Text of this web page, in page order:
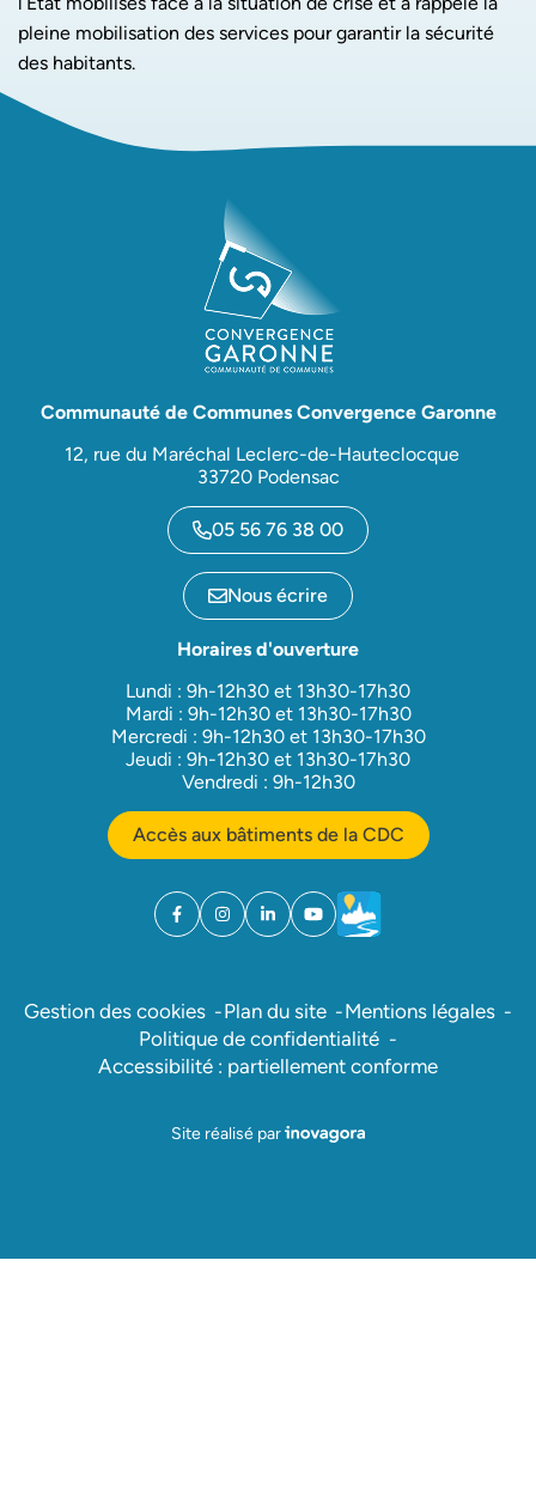
pleine mobilisation des services pour garantir la sécurité
des habitants.
Communauté de Communes Convergence Garonne
12, rue du Maréchal Leclerc-de-Hauteclocque
33720 Podensac
05 56 76 38 00
Nous écrire
Horaires d'ouverture
Lundi : 9h-12h30 et 13h30-17h30
Mardi : 9h-12h30 et 13h30-17h30
Mercredi : 9h-12h30 et 13h30-17h30
Jeudi : 9h-12h30 et 13h30-17h30
Vendredi : 9h-12h30
Accès aux bâtiments de la CDC
Facebook
(ouverture dans un nouvel onglet)
Instagram
(ouverture dans un nouvel onglet)
Linkedin
(ouverture dans un nouvel onglet)
YouTube
(ouverture dans un nouvel
Météo
(ouverture dans un
Gestion des cookies Plan du site
Mentions légales
Politique de confidentialité
Accessibilité : partiellement conforme
Site réalisé parInovagora (ouverture dans un